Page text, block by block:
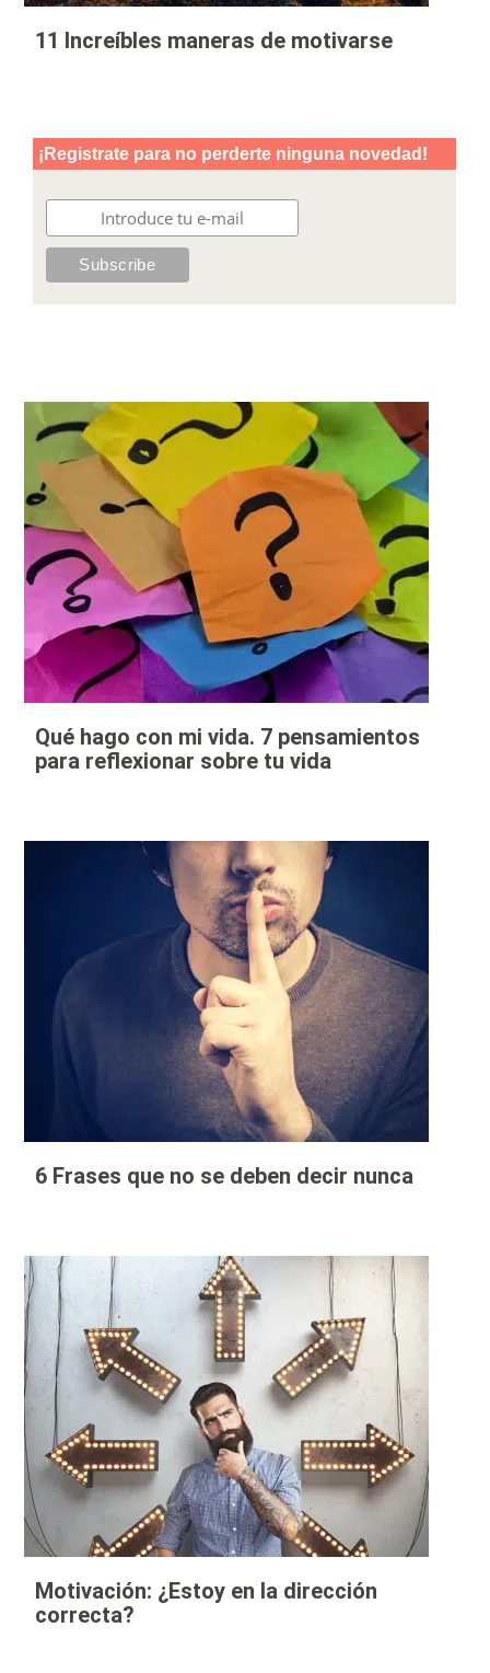
11 Increíbles maneras de motivarse
Qué hago con mi vida. 7 pensamientos
para reflexionar sobre tu vida
6 Frases que no se deben decir nunca
Motivación: ¿Estoy en la dirección
correcta?